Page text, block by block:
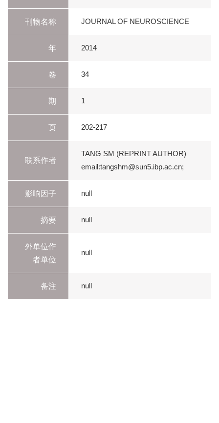
刊物名称 JOURNAL OF NEUROSCIENCE
年 2014
卷 34
期 1
页 202-217
联系作者
TANG SM (REPRINT AUTHOR)
email:tangshm@sun5.ibp.ac.cn;
影响因子 null
摘要 null
外单位作
者单位
null
备注 null